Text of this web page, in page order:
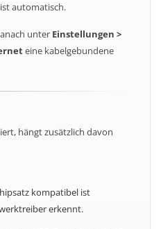
automatisch.
unter Einstellungen >
eine kabelgebundene
hängt zusätzlich davon
kompatibel ist
erkennt.